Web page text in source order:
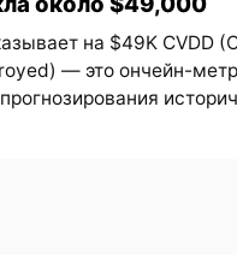
на $49K CVDD
— это ончейн-